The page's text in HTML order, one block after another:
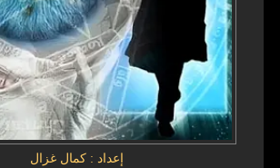
عن الموقع
ENGLISH
إعداد : كمال غزال